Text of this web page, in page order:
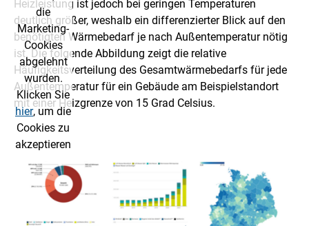
die
Marketing-
Cookies
abgelehnt
wurden.
Klicken Sie
hier, um die
Cookies zu
akzeptieren
und den
Inhalt
anzuzeigen!
Heizleistung ist jedoch bei geringen Temperaturen
deutlich größer, weshalb ein differenzierter Blick auf den
benötigten Wärmebedarf je nach Außentemperatur nötig
ist. Die folgende Abbildung zeigt die relative
Häufigkeitsverteilung des Gesamtwärmebedarfs für jede
Außentemperatur für ein Gebäude am Beispielstandort
mit einer Heizgrenze von 15 Grad Celsius.